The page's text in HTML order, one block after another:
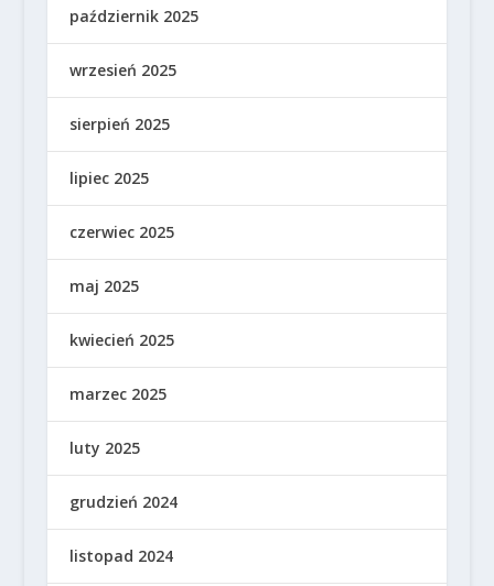
październik 2025
wrzesień 2025
sierpień 2025
lipiec 2025
czerwiec 2025
maj 2025
kwiecień 2025
marzec 2025
luty 2025
grudzień 2024
listopad 2024